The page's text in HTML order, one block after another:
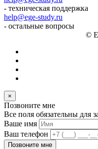
- техническая поддержка
help@ege-study.ru
- остальные вопросы
©
×
Позвоните мне
Все поля обязательны для
Ваше имя
Ваш телефон
Позвоните мне